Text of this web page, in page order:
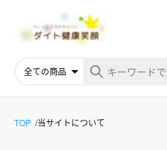
TOP 当サイトについて